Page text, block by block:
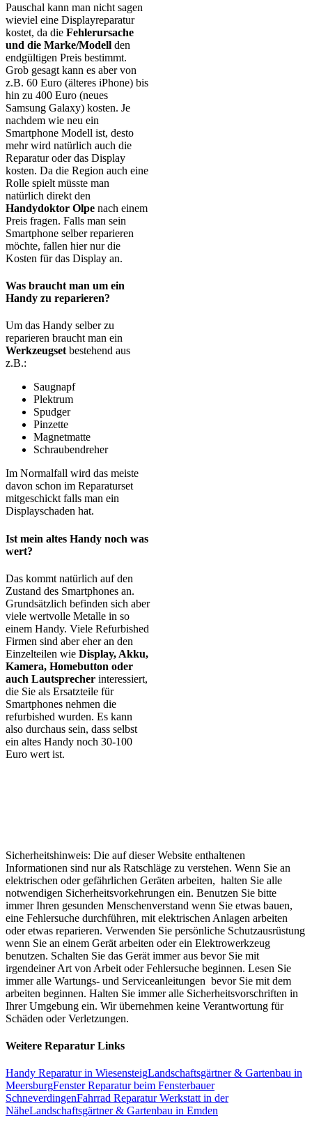
Pauschal kann man nicht sagen
wieviel eine Displayreparatur
kostet, da die Fehlerursache
und die Marke/Modell den
endgültigen Preis bestimmt.
Grob gesagt kann es aber von
z.B. 60 Euro (älteres iPhone) bis
hin zu 400 Euro (neues
Samsung Galaxy) kosten. Je
nachdem wie neu ein
Smartphone Modell ist, desto
mehr wird natürlich auch die
Reparatur oder das Display
kosten. Da die Region auch eine
Rolle spielt müsste man
natürlich direkt den
Handydoktor Olpe nach einem
Preis fragen. Falls man sein
Smartphone selber reparieren
möchte, fallen hier nur die
Kosten für das Display an.
Was braucht man um ein
Handy zu reparieren?
Um das Handy selber zu
reparieren braucht man ein
Werkzeugset bestehend aus
z.B.:
Saugnapf
Plektrum
Spudger
Pinzette
Magnetmatte
Schraubendreher
Im Normalfall wird das meiste
davon schon im Reparaturset
mitgeschickt falls man ein
Displayschaden hat.
Ist mein altes Handy noch was
wert?
Das kommt natürlich auf den
Zustand des Smartphones an.
Grundsätzlich befinden sich aber
viele wertvolle Metalle in so
einem Handy. Viele Refurbished
Firmen sind aber eher an den
Einzelteilen wie Display, Akku,
Kamera, Homebutton oder
auch Lautsprecher interessiert,
die Sie als Ersatzteile für
Smartphones nehmen die
refurbished wurden. Es kann
also durchaus sein, dass selbst
ein altes Handy noch 30-100
Euro wert ist.
Sicherheitshinweis: Die auf dieser Website enthaltenen
Informationen sind nur als Ratschläge zu verstehen. Wenn Sie an
elektrischen oder gefährlichen Geräten arbeiten, halten Sie alle
notwendigen Sicherheitsvorkehrungen ein. Benutzen Sie bitte
immer Ihren gesunden Menschenverstand wenn Sie etwas bauen,
eine Fehlersuche durchführen, mit elektrischen Anlagen arbeiten
oder etwas reparieren. Verwenden Sie persönliche Schutzausrüstung
wenn Sie an einem Gerät arbeiten oder ein Elektrowerkzeug
benutzen. Schalten Sie das Gerät immer aus bevor Sie mit
irgendeiner Art von Arbeit oder Fehlersuche beginnen. Lesen Sie
immer alle Wartungs- und Serviceanleitungen bevor Sie mit dem
arbeiten beginnen. Halten Sie immer alle Sicherheitsvorschriften in
Ihrer Umgebung ein. Wir übernehmen keine Verantwortung für
Schäden oder Verletzungen.
Weitere Reparatur Links
Handy Reparatur in WiesensteigLandschaftsgärtner & Gartenbau in
MeersburgFenster Reparatur beim Fensterbauer
SchneverdingenFahrrad Reparatur Werkstatt in der
NäheLandschaftsgärtner & Gartenbau in Emden